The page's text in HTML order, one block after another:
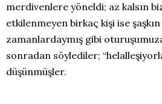
merdivenlere yöneldi; az kalsın
etkilenmeyen birkaç kişi ise
zamanlardaymış gibi
sonradan söylediler;
düşünmüşler.